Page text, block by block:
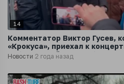
14
Комментатор Виктор Гусев,
«Крокуса», приехал к
забрать свой автомобиль
Новости 2 года назад